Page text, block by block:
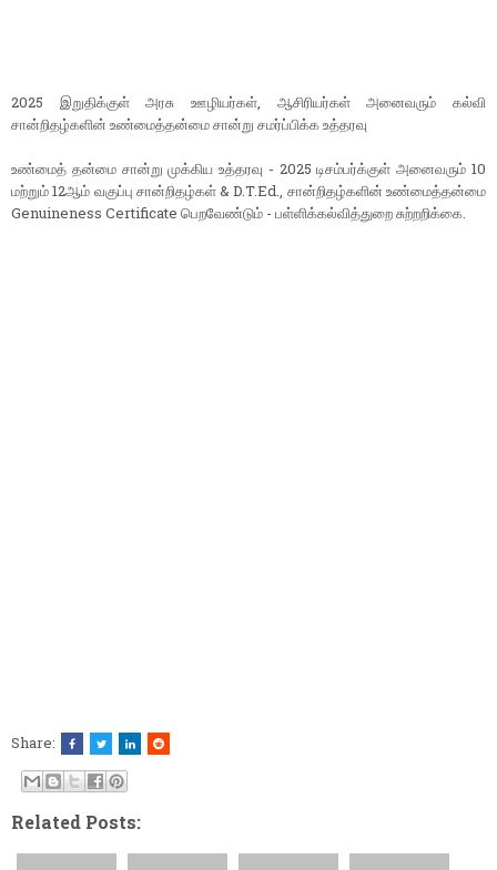
2025 இறுதிக்குள் அரசு ஊழியர்கள், ஆசிரியர்கள் அனைவரும் கல்வி
சான்றிதழ்களின் உண்மைத்தன்மை சான்று சமர்ப்பிக்க உத்தரவு
உண்மைத் தன்மை சான்று முக்கிய உத்தரவு - 2025 டிசம்பர்க்குள் அனைவரும் 10
மற்றும் 12ஆம் வகுப்பு சான்றிதழ்கள் & D.T.Ed., சான்றிதழ்களின் உண்மைத்தன்மை
Genuineness Certificate பெற‌வேண்டும் - பள்ளிக்கல்வித்துறை சுற்றறிக்கை.
Share:
Related Posts: